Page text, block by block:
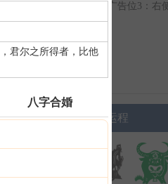
君尔之所得者，比他
八字合婚
广告位3：右
▌生肖运程